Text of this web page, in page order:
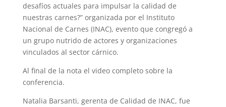
desafíos actuales para impulsar la calidad de
nuestras carnes?” organizada por el Instituto
Nacional de Carnes (INAC), evento que congregó a
un grupo nutrido de actores y organizaciones
vinculados al sector cárnico.
Al final de la nota el video completo sobre la
conferencia.
Natalia Barsanti, gerenta de Calidad de INAC, fue